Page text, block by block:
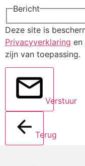
Bericht
Deze site is
Privacyverklaring en
zijn van toepassing.
Verstuur
Terug